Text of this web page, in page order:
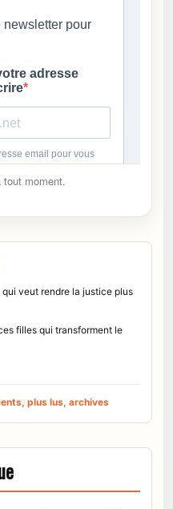
moment.
qui veut rendre la justice plus
filles qui transforment le
plus lus, archives